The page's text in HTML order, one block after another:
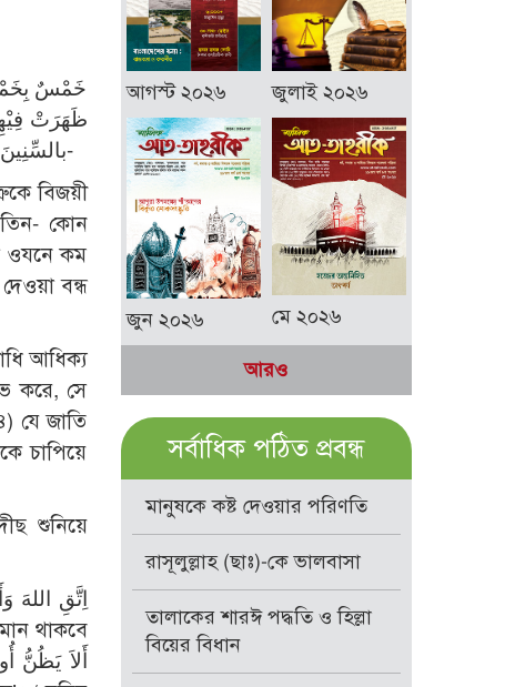
خَمْسٌ
ظَهَرَتْ
بالسِّنِينَ ولا مَنَعُوا الزَّكاةَ إلا حُبِسَ عَنْهُمُ الْمَطَرُ، أخرجه الديلمى وخرجه البزار بمعناه و مالك من حديث ابن عمر-
বিজয়ী
তিন- কোন
ওযনে কম
বন্ধ
আধিক্য
করে, সে
যে জাতি
চাপিয়ে
শুনিয়ে
اِتَّقِ اللهَ
আগস্ট ২০২৬ জুলাই ২০২৬
জুন ২০২৬ মে ২০২৬
আরও
সর্বাধিক পঠিত প্রবন্ধ
মানুষকে কষ্ট দেওয়ার পরিণতি
রাসূলুল্লাহ (ছাঃ)-কে ভালবাসা
তালাকের শারঈ পদ্ধতি ও হিল্লা
বিয়ের বিধান